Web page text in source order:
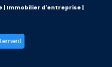
| Immobilier d'entreprise |